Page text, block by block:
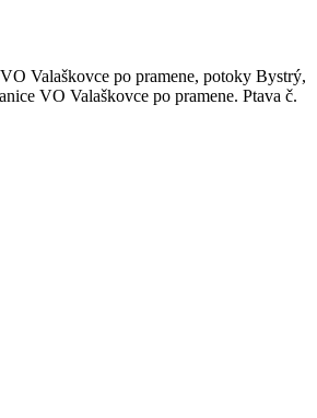
Valaškovce po pramene, potoky Bystrý,
VO Valaškovce po pramene. Ptava č.